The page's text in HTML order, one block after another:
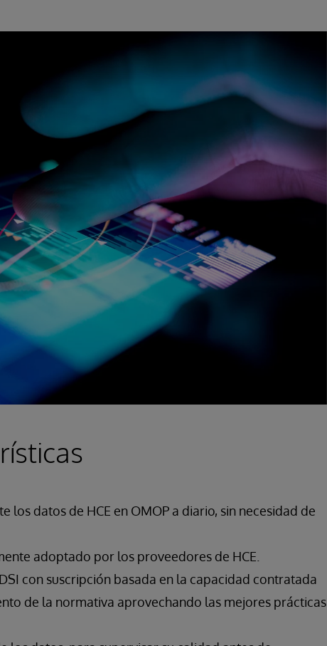
los datos de HCE en OMOP a diario, sin necesidad de
adoptado por los proveedores de HCE.
con suscripción basada en la capacidad contratada
de la normativa aprovechando las mejores prácticas